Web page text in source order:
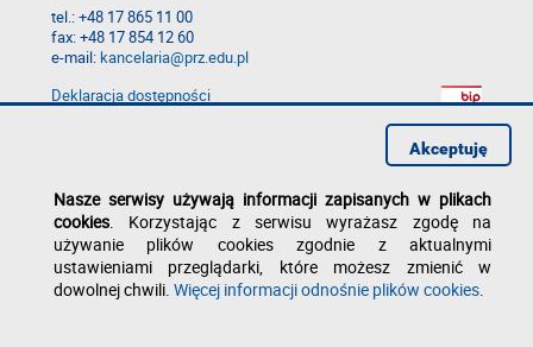
tel.: +48 17 865 11 00
fax: +48 17 854 12 60
e-mail:kancelaria@prz.edu.pl
Deklaracja dostępności
Nasze serwisy używają informacji zapisanych w plikach
cookies. Korzystając z serwisu wyrażasz zgodę na
używanie plików cookies zgodnie z aktualnymi
ustawieniami przeglądarki, które możesz zmienić w
dowolnej chwili. Więcej informacji odnośnie plików cookies.
Akceptuję